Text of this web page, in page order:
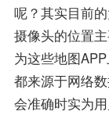
呢？其实目前
摄像头的位置
为这些地图
都来源于网络
会准确时实为